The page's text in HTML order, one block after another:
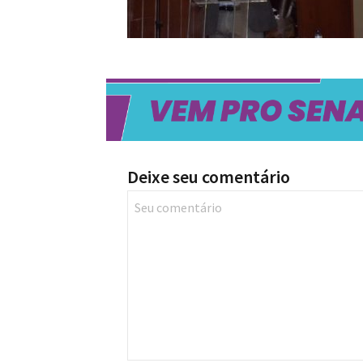
Deixe seu comentário